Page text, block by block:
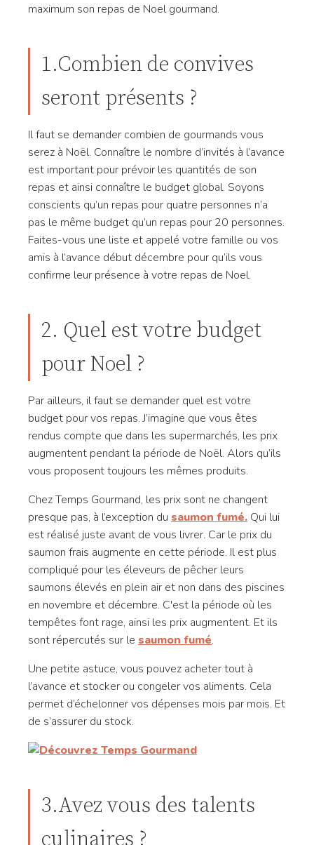
maximum son repas de Noel gourmand.
1.Combien de convives
seront présents ?
Il faut se demander combien de gourmands vous
serez à Noël. Connaître le nombre d’invités à l’avance
est important pour prévoir les quantités de son
repas et ainsi connaître le budget global. Soyons
conscients qu’un repas pour quatre personnes n’a
pas le même budget qu’un repas pour 20 personnes.
Faites-vous une liste et appelé votre famille ou vos
amis à l’avance début décembre pour qu’ils vous
confirme leur présence à votre repas de Noel.
2. Quel est votre budget
pour Noel ?
Par ailleurs, il faut se demander quel est votre
budget pour vos repas. J’imagine que vous êtes
rendus compte que dans les supermarchés, les prix
augmentent pendant la période de Noël. Alors qu’ils
vous proposent toujours les mêmes produits.
Chez Temps Gourmand, les prix sont ne changent
presque pas, à l’exception du saumon fumé. Qui lui
est réalisé juste avant de vous livrer. Car le prix du
saumon frais augmente en cette période. Il est plus
compliqué pour les éleveurs de pêcher leurs
saumons élevés en plein air et non dans des piscines
en novembre et décembre. C'est la période où les
tempêtes font rage, ainsi les prix augmentent. Et ils
sont répercutés sur le saumon fumé.
Une petite astuce, vous pouvez acheter tout à
l’avance et stocker ou congeler vos aliments. Cela
permet d’échelonner vos dépenses mois par mois. Et
de s’assurer du stock.
3.Avez vous des talents
culinaires ?